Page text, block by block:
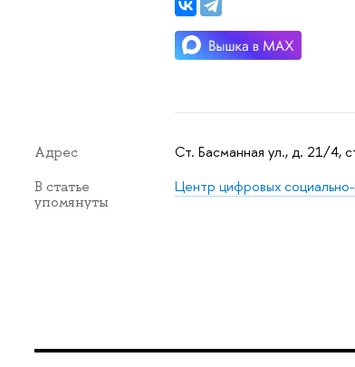
Адрес Ст. Басманная ул., д. 21/4,
В статье
упомянуты
Центр цифровых